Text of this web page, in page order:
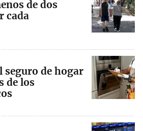
de dos
cada
seguro de hogar
de los